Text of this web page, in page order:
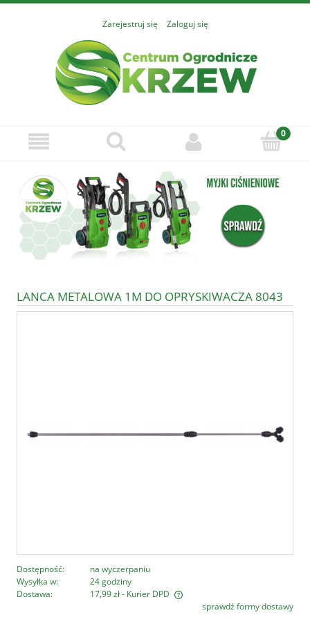
Zarejestruj się Zaloguj się
LANCA METALOWA 1M DO OPRYSKIWACZA 8043
Dostępność:
na wyczerpaniu
Wysyłka w:
24 godziny
Dostawa:
17,99 zł- Kurier DPD
Cena nie zawiera ewentualnych kosztów płatnościsprawdź formy dostawy